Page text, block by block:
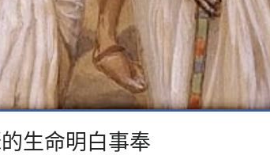
生命明白事奉